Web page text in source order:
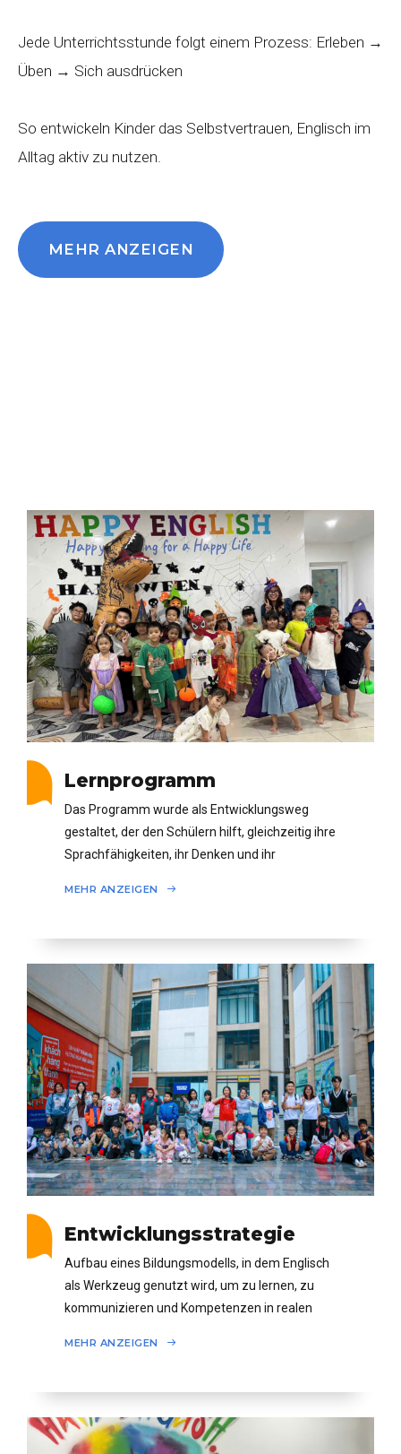
Jede Unterrichtsstunde folgt einem Prozess: Erleben →
Üben → Sich ausdrücken
So entwickeln Kinder das Selbstvertrauen, Englisch im
Alltag aktiv zu nutzen.
MEHR ANZEIGEN
Lernprogramm
Das Programm wurde als Entwicklungsweg
gestaltet, der den Schülern hilft, gleichzeitig ihre
Sprachfähigkeiten, ihr Denken und ihr
MEHR ANZEIGEN
Entwicklungsstrategie
Aufbau eines Bildungsmodells, in dem Englisch
als Werkzeug genutzt wird, um zu lernen, zu
kommunizieren und Kompetenzen in realen
MEHR ANZEIGEN